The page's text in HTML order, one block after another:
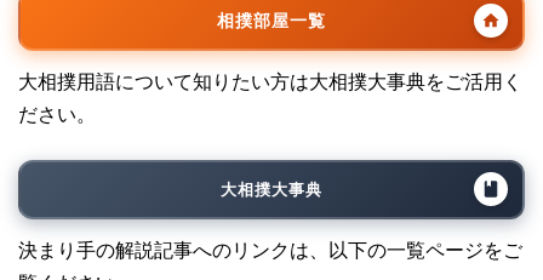
相撲部屋一覧
大相撲用語について知りたい方は大相撲大事典をご活用く
ださい。
大相撲大事典
決まり手の解説記事へのリンクは、以下の一覧ページをご